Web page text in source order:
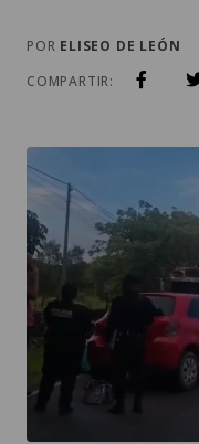
POR ELISEO DE LEÓN
COMPARTIR: